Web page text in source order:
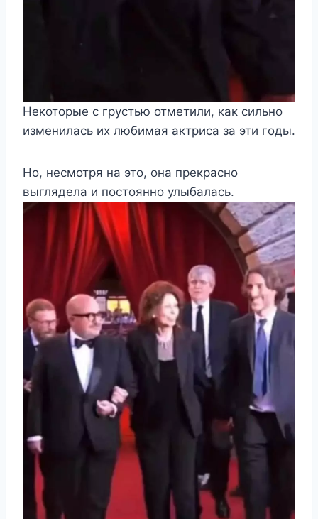
Некоторые с грустью отметили, как сильно
изменилась их любимая актриса за эти годы.
Но, несмотря на это, она прекрасно
выглядела и постоянно улыбалась.